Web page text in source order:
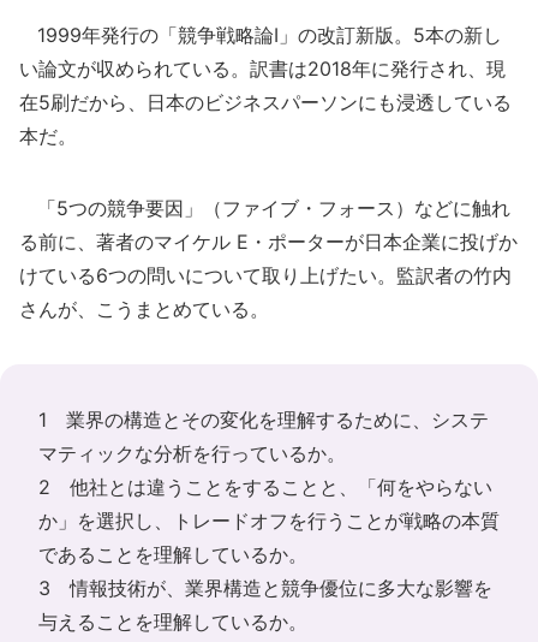
1999年発行の「競争戦略論Ⅰ」の改訂新版。5本の新し
い論文が収められている。訳書は2018年に発行され、現
在5刷だから、日本のビジネスパーソンにも浸透している
本だ。
「5つの競争要因」（ファイブ・フォース）などに触れ
る前に、著者のマイケル E・ポーターが日本企業に投げか
けている6つの問いについて取り上げたい。監訳者の竹内
さんが、こうまとめている。
1 業界の構造とその変化を理解するために、システ
マティックな分析を行っているか。
2 他社とは違うことをすることと、「何をやらない
か」を選択し、トレードオフを行うことが戦略の本質
であることを理解しているか。
3 情報技術が、業界構造と競争優位に多大な影響を
与えることを理解しているか。